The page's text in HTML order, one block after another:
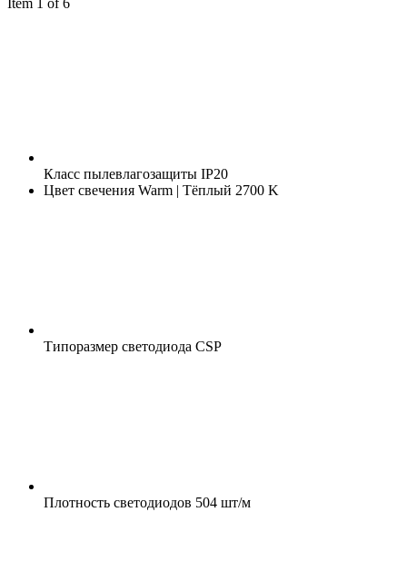
Класс пылевлагозащиты IP20
Цвет свечения Warm | Тёплый 2700 K
Типоразмер светодиода CSP
Плотность светодиодов 504 шт/м